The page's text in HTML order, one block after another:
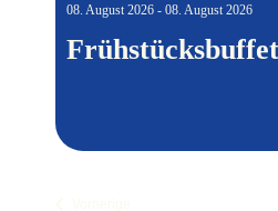
08. August 2026 - 08. August 2026
Frühstücksbuffet